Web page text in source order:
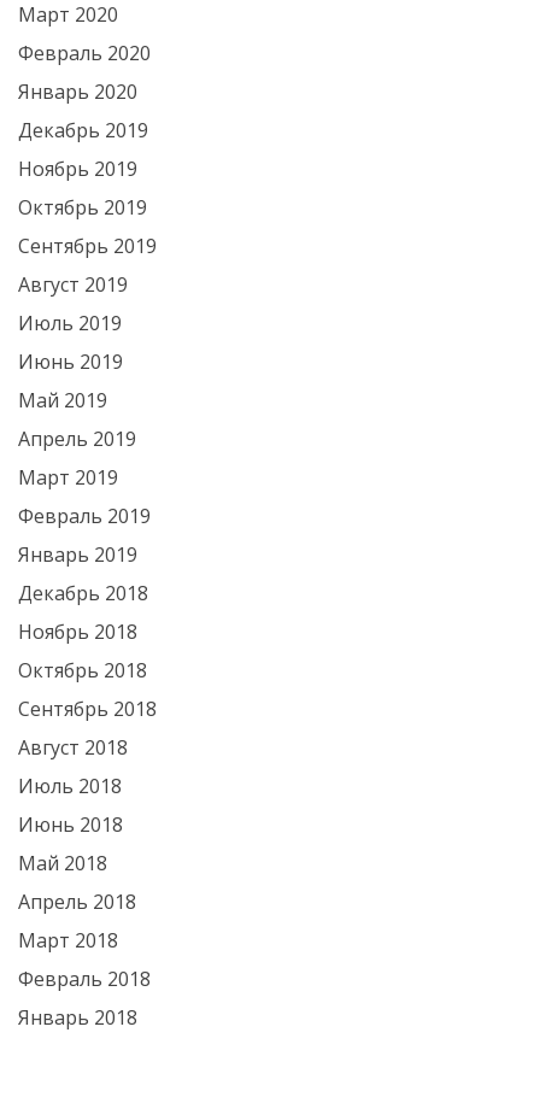
Март 2020
Февраль 2020
Январь 2020
Декабрь 2019
Ноябрь 2019
Октябрь 2019
Сентябрь 2019
Август 2019
Июль 2019
Июнь 2019
Май 2019
Апрель 2019
Март 2019
Февраль 2019
Январь 2019
Декабрь 2018
Ноябрь 2018
Октябрь 2018
Сентябрь 2018
Август 2018
Июль 2018
Июнь 2018
Май 2018
Апрель 2018
Март 2018
Февраль 2018
Январь 2018